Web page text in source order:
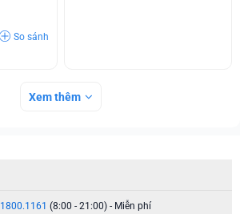
So sánh
Xem thêm
1800.1161 (8:00 - 21:00) - Miễn phí